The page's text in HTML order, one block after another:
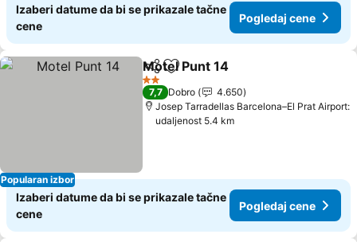
Izaberi datume da bi se prikazale tačne
cene
Pogledaj cene
Popularan izbor
Deli Dodati u favorite
Motel Punt 14
2 Zvezdice
7,7 Dobro
4.650
Josep Tarradellas Barcelona–El Prat Airport:
udaljenost 5.4 km
Izaberi datume da bi se prikazale tačne
cene
Pogledaj cene